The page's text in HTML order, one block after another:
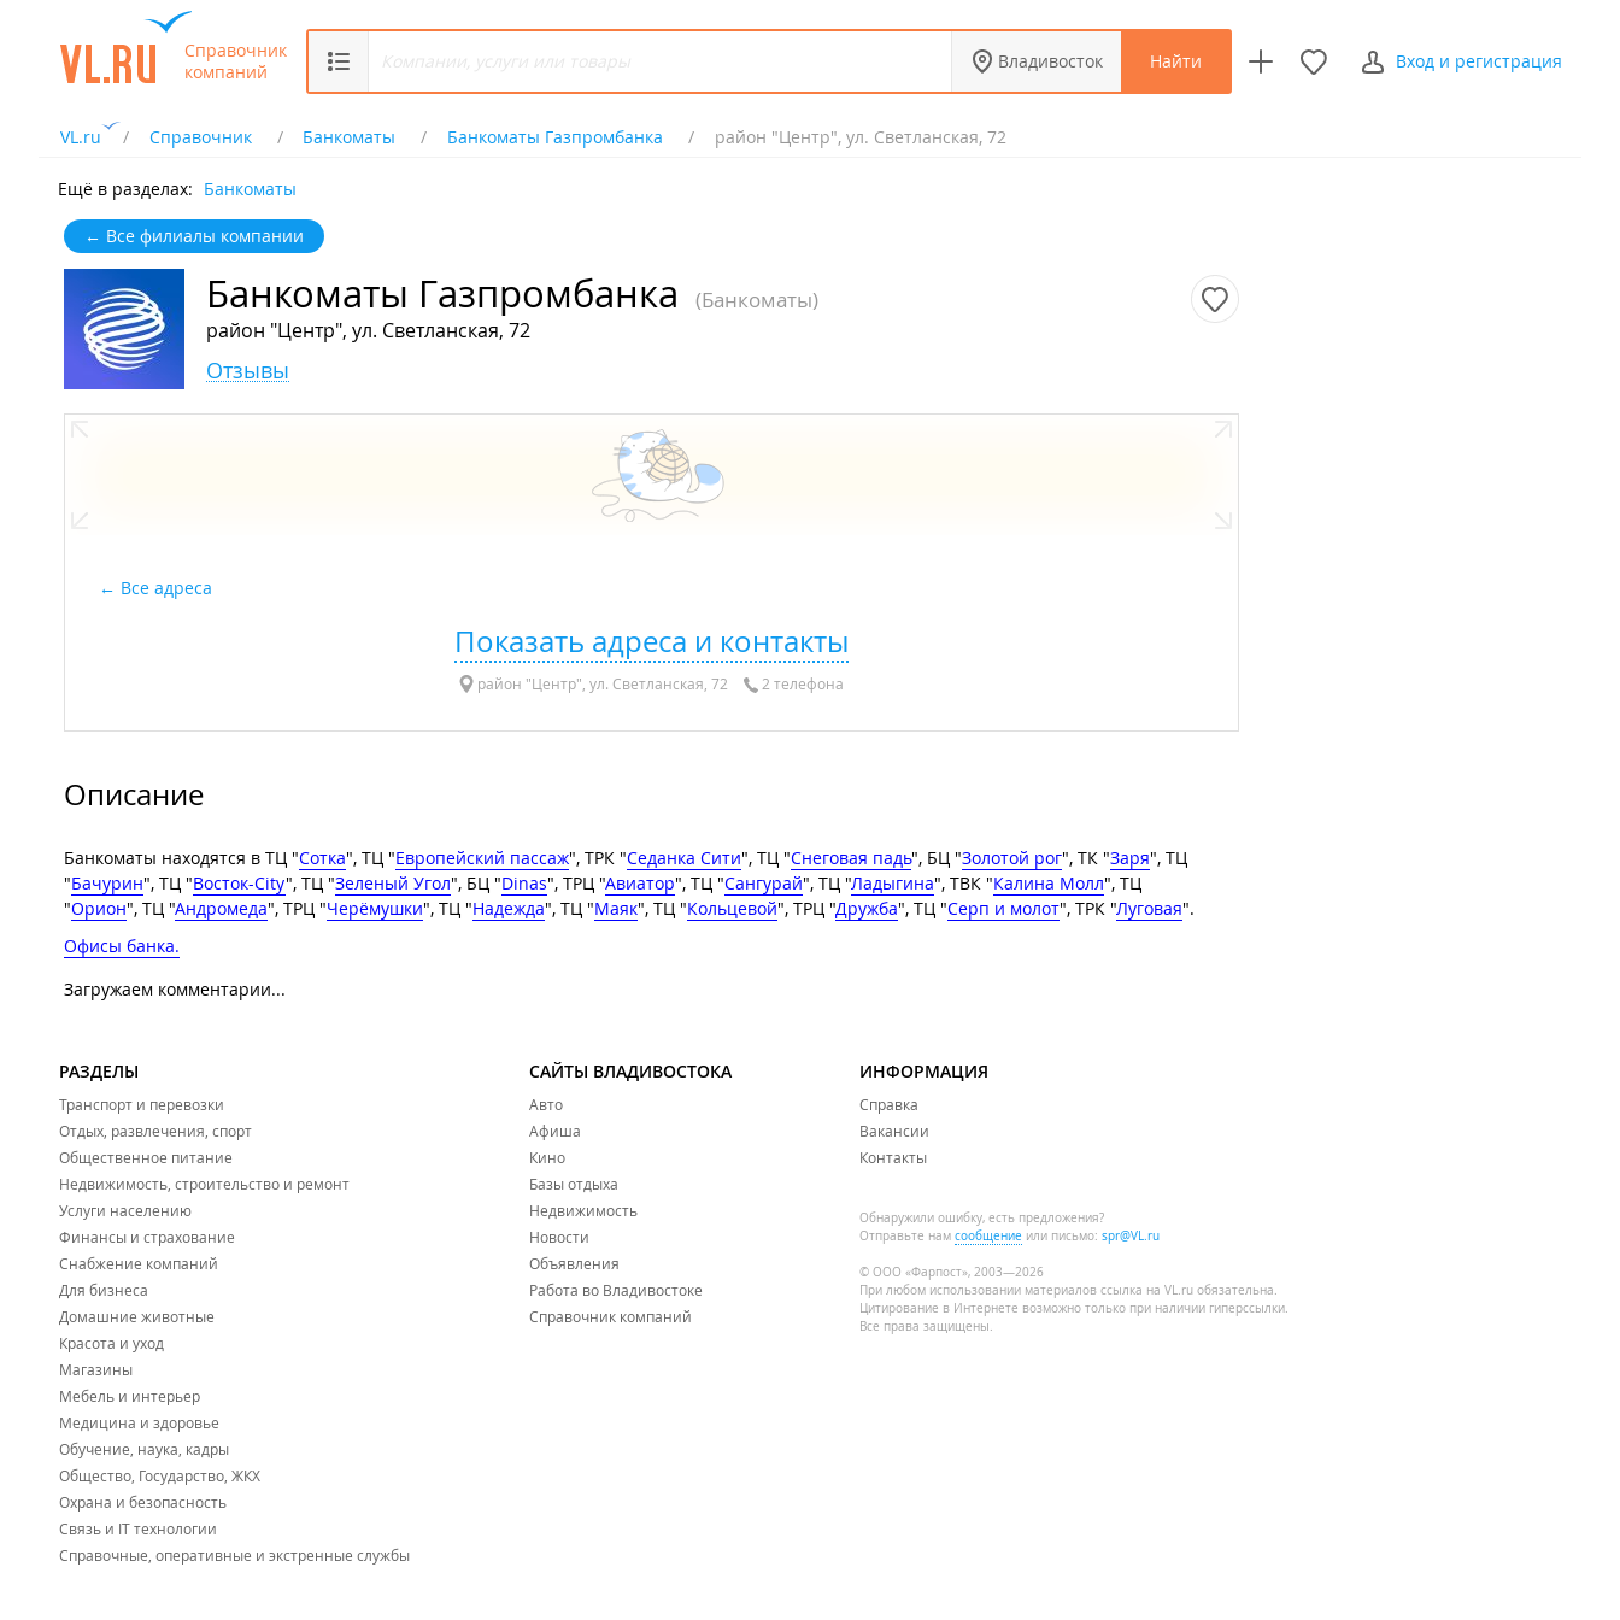
Справочник
компаний
Владивосток Найти Вход и регистрация
VL.ru Справочник Банкоматы Банкоматы Газпромбанка район "Центр", ул. Светланская, 72
Ещё в разделах: Банкоматы
← Все филиалы компании
Банкоматы Газпромбанка (Банкоматы)
район "Центр", ул. Светланская, 72
Отзывы
Все адреса
Показать адреса и контакты
район "Центр", ул. Светланская, 72 2 телефона
Описание
Банкоматы находятся в ТЦ "Сотка", ТЦ "Европейский пассаж", ТРК "Седанка Сити", ТЦ "Снеговая падь", БЦ "Золотой рог", ТК "Заря", ТЦ
"Бачурин", ТЦ "Восток-City", ТЦ "Зеленый Угол", БЦ "Dinas", ТРЦ "Авиатор", ТЦ "Сангурай", ТЦ "Ладыгина", ТВК "Калина Молл", ТЦ
"Орион", ТЦ "Андромеда", ТРЦ "Черёмушки", ТЦ "Надежда", ТЦ "Маяк", ТЦ "Кольцевой", ТРЦ "Дружба", ТЦ "Серп и молот", ТРК "Луговая".
Офисы банка.
Загружаем комментарии...
РАЗДЕЛЫ
Транспорт и перевозки
Отдых, развлечения, спорт
Общественное питание
Недвижимость, строительство и ремонт
Услуги населению
Финансы и страхование
Снабжение компаний
Для бизнеса
Домашние животные
Красота и уход
Магазины
Мебель и интерьер
Медицина и здоровье
Обучение, наука, кадры
Общество, Государство, ЖКХ
Охрана и безопасность
Связь и IT технологии
Справочные, оперативные и экстренные службы
САЙТЫ ВЛАДИВОСТОКА
Авто
Афиша
Кино
Базы отдыха
Недвижимость
Новости
Объявления
Работа во Владивостоке
Справочник компаний
ИНФОРМАЦИЯ
Справка
Вакансии
Контакты
Обнаружили ошибку, есть предложения?
Отправьте нам сообщение или письмо: spr@VL.ru
© ООО «Фарпост», 2003—2026
При любом использовании материалов ссылка на VL.ru обязательна.
Цитирование в Интернете возможно только при наличии гиперссылки.
Все права защищены.